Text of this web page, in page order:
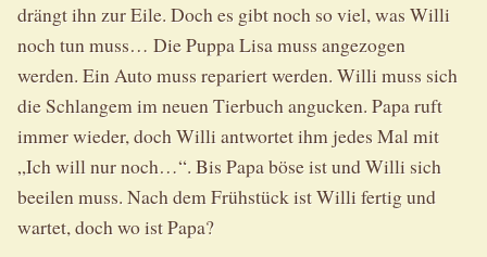
drängt ihn zur Eile. Doch es gibt noch so viel, was Willi
noch tun muss… Die Puppa Lisa muss angezogen
werden. Ein Auto muss repariert werden. Willi muss sich
die Schlangem im neuen Tierbuch angucken. Papa ruft
immer wieder, doch Willi antwortet ihm jedes Mal mit
„Ich will nur noch…“. Bis Papa böse ist und Willi sich
beeilen muss. Nach dem Frühstück ist Willi fertig und
wartet, doch wo ist Papa?